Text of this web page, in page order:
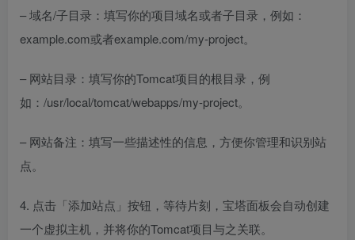
– 域名/子目录：填写你的项目域名或者子目录，例如：
example.com或者example.com/my-project。
– 网站目录：填写你的Tomcat项目的根目录，例
如：/usr/local/tomcat/webapps/my-project。
– 网站备注：填写一些描述性的信息，方便你管理和识别站
点。
4. 点击「添加站点」按钮，等待片刻，宝塔面板会自动创建
一个虚拟主机，并将你的Tomcat项目与之关联。